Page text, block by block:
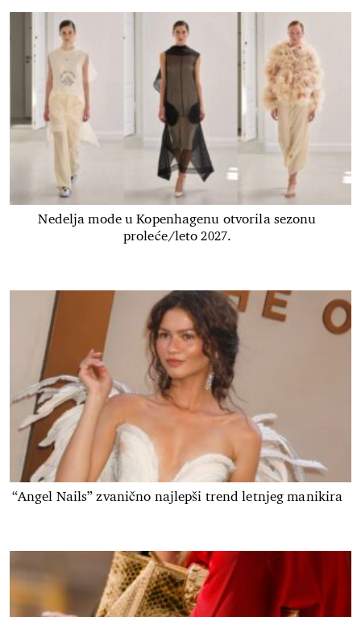
Nedelja mode u Kopenhagenu otvorila sezonu
proleće/leto 2027.
“Angel Nails” zvanično najlepši trend letnjeg manikira